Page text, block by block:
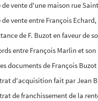
de vente d'une maison rue
de vente entre François
de F. Buzot en faveur de
entre François Marlin et
documents de François
d'acquisition fait par Jean
de franchissement de la